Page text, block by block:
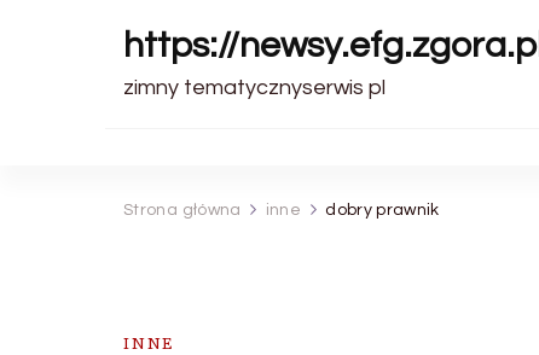
https://newsy.efg.zgora.pl
zimny tematycznyserwis pl
Strona główna inne dobry prawnik
INNE